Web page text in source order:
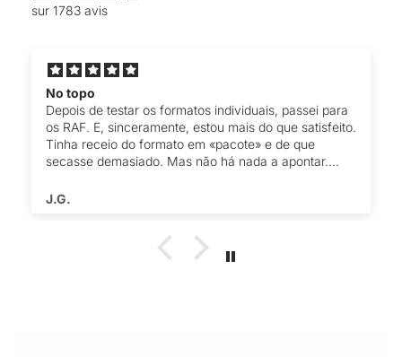
sur 1783 avis
No topo
Depois de testar os formatos individuais, passei para
os RAF. E, sinceramente, estou mais do que satisfeito.
Tinha receio do formato em «pacote» e de que
secasse demasiado. Mas não há nada a apontar.
encomenda de sempre.
J.G.